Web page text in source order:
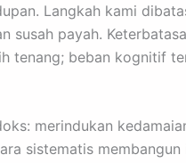
Langkah kami
susah payah.
tenang; beban kognitif
merindukan
sistematis membangun